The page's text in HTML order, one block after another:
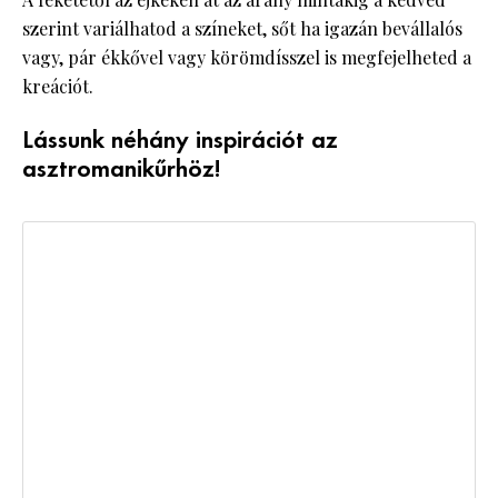
szerint variálhatod a színeket, sőt ha igazán bevállalós
vagy, pár ékkővel vagy körömdísszel is megfejelheted a
kreációt.
Lássunk néhány inspirációt az
asztromanikűrhöz!